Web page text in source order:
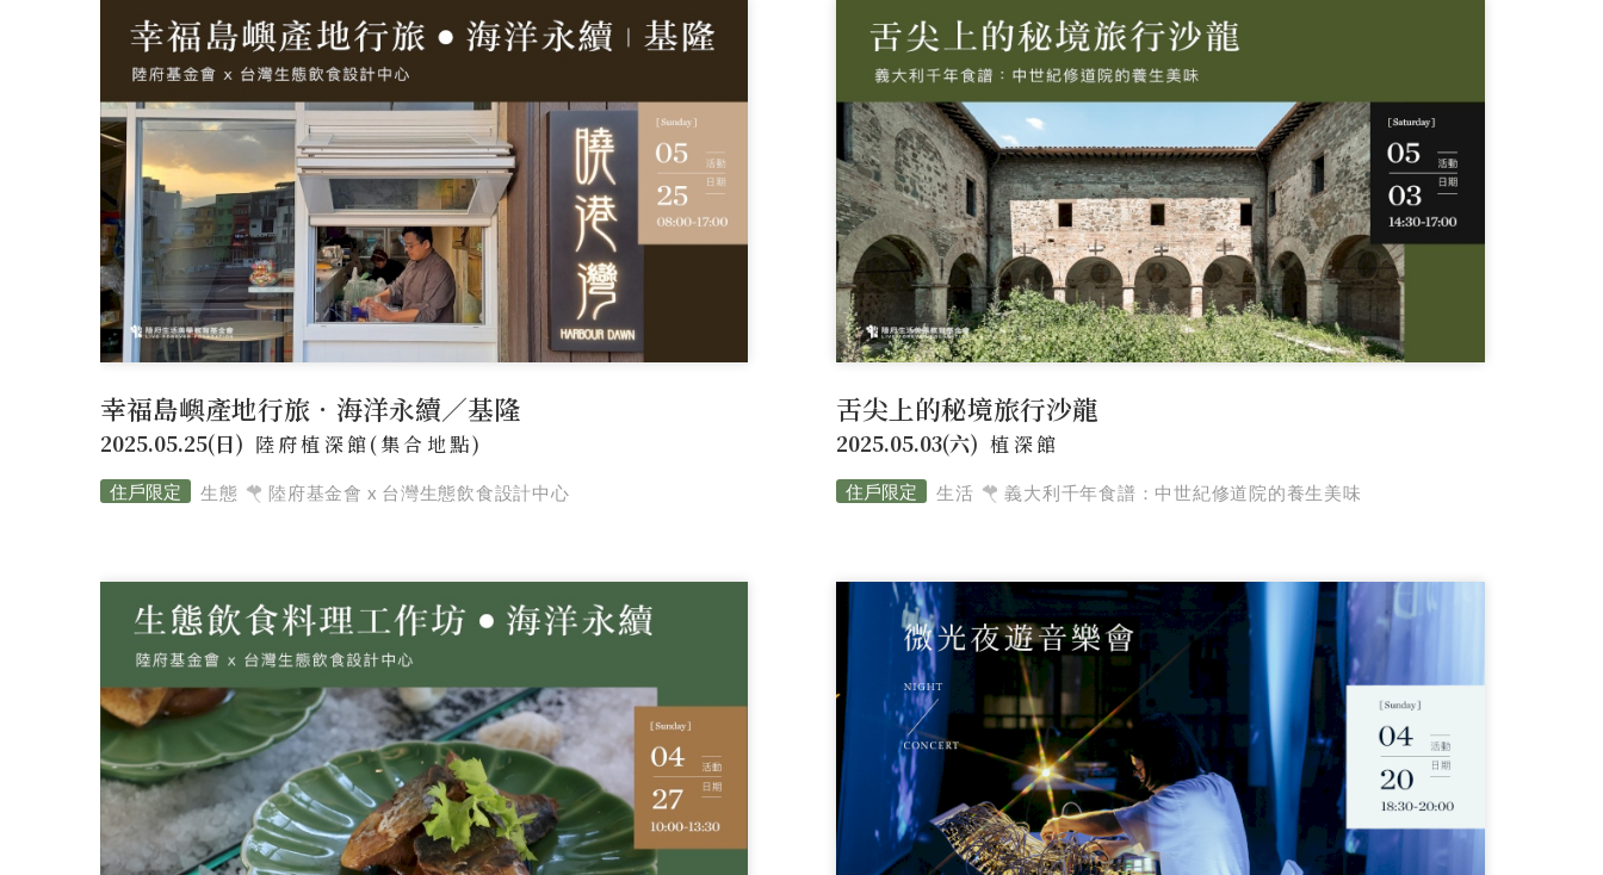
企業介紹
美好理願 陸府健社 大事紀要 菁英團隊
品牌價值
CORE VALUES
生機建築 永續服務 質感樂活
陸府基金會
FOUNDATION
關於陸府基金會 最新消息 美學活動 展覽資訊 聯絡我們
陸府新訊
全部訊息 美學鑑賞 國際展覽 用心服務
新案鑑賞 經典築績
特約商家
聯絡我們
CONTACT
線上留言
幸福島嶼產地行旅．海洋永續／基隆
2025.05.25(日) 陸府植深館(集合地點)
生態 陸府基金會 x 台灣生態飲食設計中心
舌尖上的秘境旅行沙龍
2025.05.03(六) 植深館
生活 義大利千年食譜：中世紀修道院的養生美味